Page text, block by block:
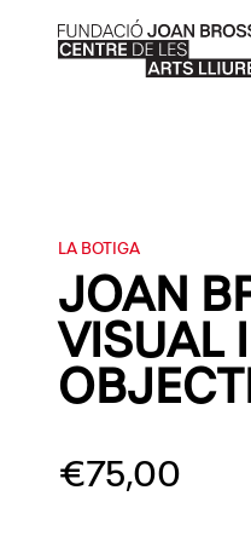
LA BOTIGA
JOAN
VISUAL
€75,00